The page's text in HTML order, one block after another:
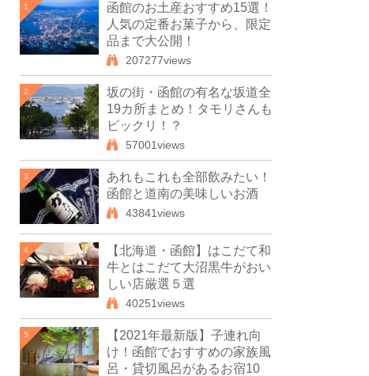
1
函館のお土産おすすめ15選！
人気の定番お菓子から、限定
品まで大公開！
207277views
2
坂の街・函館の有名な坂道全
19カ所まとめ！タモリさんも
ビックリ！？
57001views
3
あれもこれも全部飲みたい！
函館と道南の美味しいお酒
43841views
4
【北海道・函館】はこだて和
牛とはこだて大沼黒牛がおい
しい店厳選５選
40251views
5
【2021年最新版】子連れ向
け！函館でおすすめの家族風
呂・貸切風呂があるお宿10